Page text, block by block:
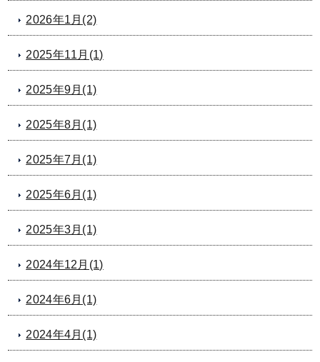
2026年1月(2)
2025年11月(1)
2025年9月(1)
2025年8月(1)
2025年7月(1)
2025年6月(1)
2025年3月(1)
2024年12月(1)
2024年6月(1)
2024年4月(1)